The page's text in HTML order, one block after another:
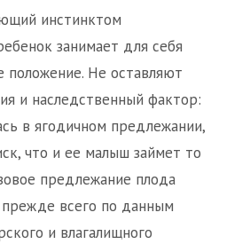
инстинктом
занимает для себя
положение. Не оставляют
и наследственный фактор:
в ягодичном предлежании,
что и ее малыш займет то
предлежание плода
прежде всего по данным
и влагалищного